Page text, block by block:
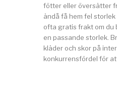
fötter eller översätter
ändå få hem fel
ofta gratis frakt om du
en passande storlek.
kläder och skor på
konkurrensfördel för